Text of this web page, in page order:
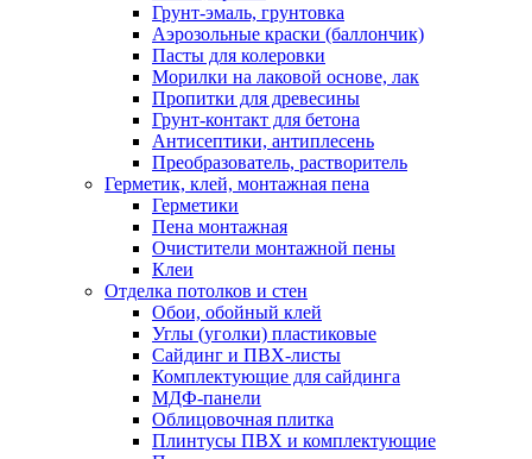
Грунт-эмаль, грунтовка
Аэрозольные краски (баллончик)
Пасты для колеровки
Морилки на лаковой основе, лак
Пропитки для древесины
Грунт-контакт для бетона
Антисептики, антиплесень
Преобразователь, растворитель
Герметик, клей, монтажная пена
Герметики
Пена монтажная
Очистители монтажной пены
Клеи
Отделка потолков и стен
Обои, обойный клей
Углы (уголки) пластиковые
Сайдинг и ПВХ-листы
Комплектующие для сайдинга
МДФ-панели
Облицовочная плитка
Плинтусы ПВХ и комплектующие